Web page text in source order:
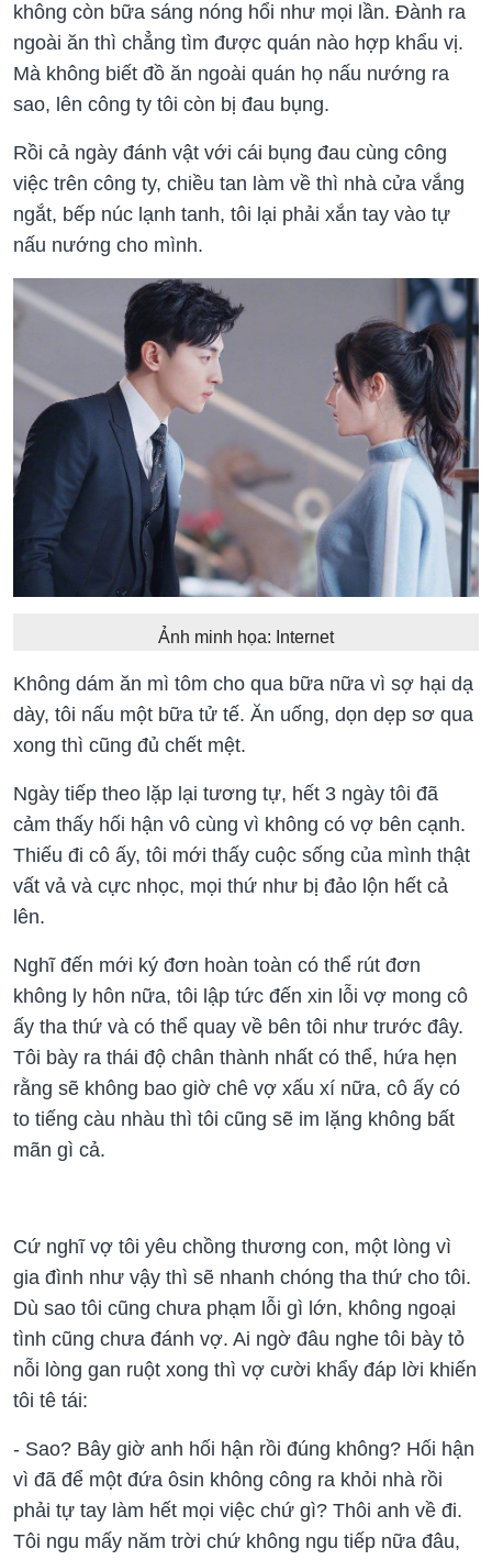
không còn bữa sáng nóng hổi như mọi lần. Đành ra
ngoài ăn thì chẳng tìm được quán nào hợp khẩu vị.
Mà không biết đồ ăn ngoài quán họ nấu nướng ra
sao, lên công ty tôi còn bị đau bụng.
Rồi cả ngày đánh vật với cái bụng đau cùng công
việc trên công ty, chiều tan làm về thì nhà cửa vắng
ngắt, bếp núc lạnh tanh, tôi lại phải xắn tay vào tự
nấu nướng cho mình.
Ảnh minh họa: Internet
Không dám ăn mì tôm cho qua bữa nữa vì sợ hại dạ
dày, tôi nấu một bữa tử tế. Ăn uống, dọn dẹp sơ qua
xong thì cũng đủ chết mệt.
Ngày tiếp theo lặp lại tương tự, hết 3 ngày tôi đã
cảm thấy hối hận vô cùng vì không có vợ bên cạnh.
Thiếu đi cô ấy, tôi mới thấy cuộc sống của mình thật
vất vả và cực nhọc, mọi thứ như bị đảo lộn hết cả
lên.
Nghĩ đến mới ký đơn hoàn toàn có thể rút đơn
không ly hôn nữa, tôi lập tức đến xin lỗi vợ mong cô
ấy tha thứ và có thể quay về bên tôi như trước đây.
Tôi bày ra thái độ chân thành nhất có thể, hứa hẹn
rằng sẽ không bao giờ chê vợ xấu xí nữa, cô ấy có
to tiếng càu nhàu thì tôi cũng sẽ im lặng không bất
mãn gì cả.
Cứ nghĩ vợ tôi yêu chồng thương con, một lòng vì
gia đình như vậy thì sẽ nhanh chóng tha thứ cho tôi.
Dù sao tôi cũng chưa phạm lỗi gì lớn, không ngoại
tình cũng chưa đánh vợ. Ai ngờ đâu nghe tôi bày tỏ
nỗi lòng gan ruột xong thì vợ cười khẩy đáp lời khiến
tôi tê tái:
- Sao? Bây giờ anh hối hận rồi đúng không? Hối hận
vì đã để một đứa ôsin không công ra khỏi nhà rồi
phải tự tay làm hết mọi việc chứ gì? Thôi anh về đi.
Tôi ngu mấy năm trời chứ không ngu tiếp nữa đâu,